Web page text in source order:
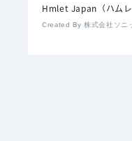
Hmlet Japan（ハムレ
Created By 株式会社ソニ